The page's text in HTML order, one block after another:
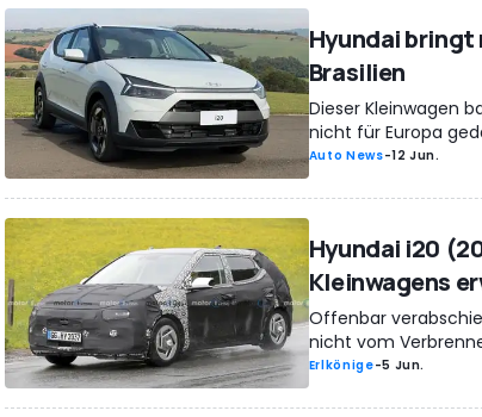
Hyundai bringt
Brasilien
Dieser Kleinwagen
nicht für Europa
Auto News-12 Jun.
Hyundai i20
Kleinwagens
Offenbar
nicht vom
Erlkönige-5 Jun.